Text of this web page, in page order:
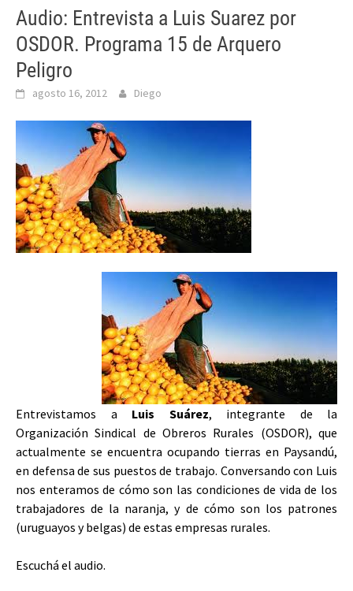
Audio: Entrevista a Luis Suarez por
OSDOR. Programa 15 de Arquero
Peligro
agosto 16, 2012 Diego
Entrevistamos a Luis Suárez, integrante de la
Organización Sindical de Obreros Rurales (OSDOR), que
actualmente se encuentra ocupando tierras en Paysandú,
en defensa de sus puestos de trabajo. Conversando con Luis
nos enteramos de cómo son las condiciones de vida de los
trabajadores de la naranja, y de cómo son los patrones
(uruguayos y belgas) de estas empresas rurales.
Escuchá el audio.